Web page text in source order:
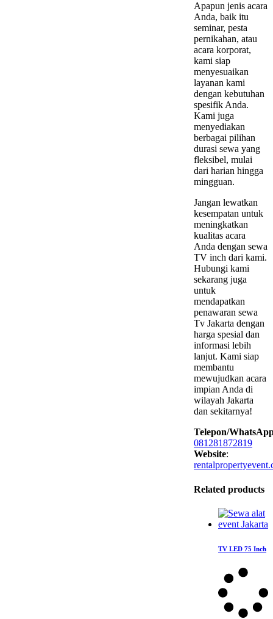
Apapun jenis acara
Anda, baik itu
seminar, pesta
pernikahan, atau
acara korporat,
kami siap
menyesuaikan
layanan kami
dengan kebutuhan
spesifik Anda.
Kami juga
menyediakan
berbagai pilihan
durasi sewa yang
fleksibel, mulai
dari harian hingga
mingguan.
Jangan lewatkan
kesempatan untuk
meningkatkan
kualitas acara
Anda dengan sewa
TV inch dari kami.
Hubungi kami
sekarang juga
untuk
mendapatkan
penawaran sewa
Tv Jakarta dengan
harga spesial dan
informasi lebih
lanjut. Kami siap
membantu
mewujudkan acara
impian Anda di
wilayah Jakarta
dan sekitarnya!
Telepon/
081281872819
Website:
Related products
TV LED 75 Inch